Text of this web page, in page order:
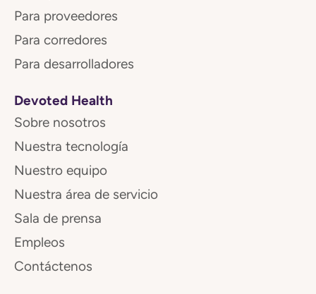
Para proveedores
Para corredores
Para desarrolladores
Devoted Health
Sobre nosotros
Nuestra tecnología
Nuestro equipo
Nuestra área de servicio
Sala de prensa
Empleos
Contáctenos